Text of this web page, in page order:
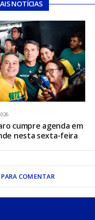
NOTÍCIAS
cumpre agenda em
nesta sexta-feira
COMENTAR